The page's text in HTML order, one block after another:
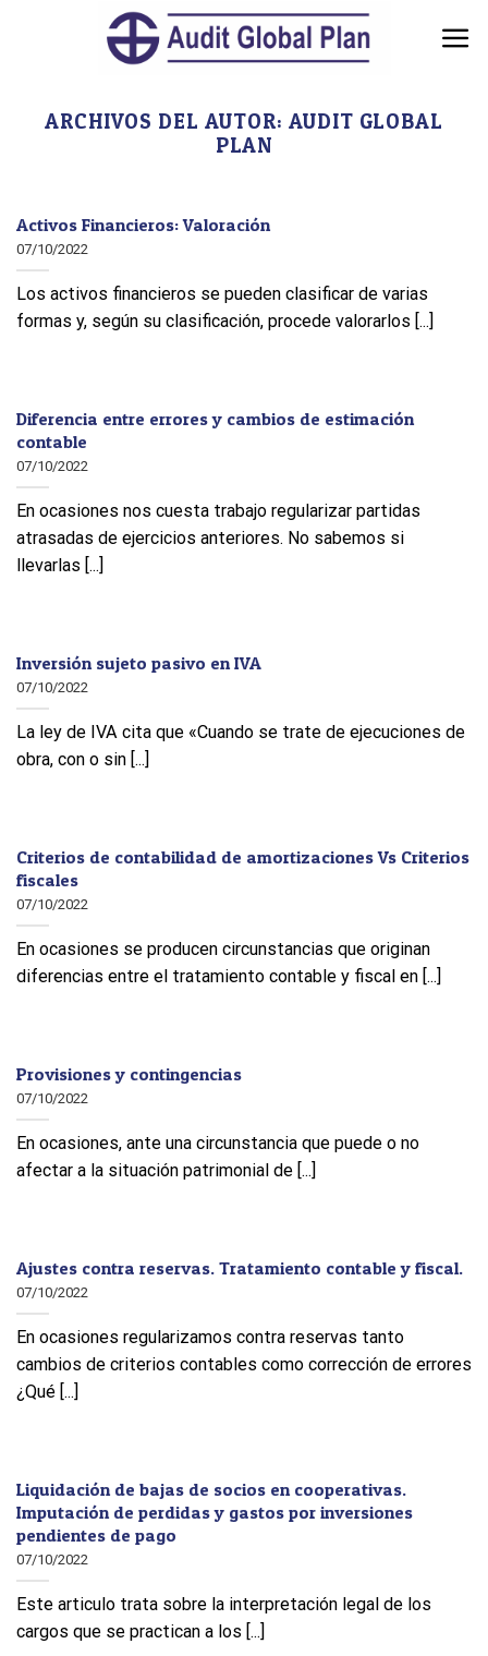
ARCHIVOS DEL AUTOR: AUDIT GLOBAL
PLAN
Activos Financieros: Valoración
07/10/2022
Los activos financieros se pueden clasificar de varias
formas y, según su clasificación, procede valorarlos [...]
Diferencia entre errores y cambios de estimación
contable
07/10/2022
En ocasiones nos cuesta trabajo regularizar partidas
atrasadas de ejercicios anteriores. No sabemos si
llevarlas [...]
Inversión sujeto pasivo en IVA
07/10/2022
La ley de IVA cita que «Cuando se trate de ejecuciones de
obra, con o sin [...]
Criterios de contabilidad de amortizaciones Vs Criterios
fiscales
07/10/2022
En ocasiones se producen circunstancias que originan
diferencias entre el tratamiento contable y fiscal en [...]
Provisiones y contingencias
07/10/2022
En ocasiones, ante una circunstancia que puede o no
afectar a la situación patrimonial de [...]
Ajustes contra reservas. Tratamiento contable y fiscal.
07/10/2022
En ocasiones regularizamos contra reservas tanto
cambios de criterios contables como corrección de errores
¿Qué [...]
Liquidación de bajas de socios en cooperativas.
Imputación de perdidas y gastos por inversiones
pendientes de pago
07/10/2022
Este articulo trata sobre la interpretación legal de los
cargos que se practican a los [...]